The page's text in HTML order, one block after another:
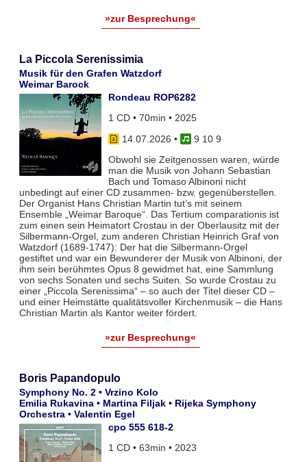
»zur Besprechung«
La Piccola Serenissimia
Musik für den Grafen Watzdorf
Weimar Barock
Rondeau ROP6282
1 CD • 70min • 2025
14.07.2026 •
9 10 9
Obwohl sie Zeitgenossen waren, würde
man die Musik von Johann Sebastian
Bach und Tomaso Albinoni nicht
unbedingt auf einer CD zusammen- bzw. gegenüberstellen.
Der Organist Hans Christian Martin tut’s mit seinem
Ensemble „Weimar Baroque“. Das Tertium comparationis ist
zum einen sein Heimatort Crostau in der Oberlausitz mit der
Silbermann-Orgel, zum anderen Christian Heinrich Graf von
Watzdorf (1689-1747): Der hat die Silbermann-Orgel
gestiftet und war ein Bewunderer der Musik von Albinoni, der
ihm sein berühmtes Opus 8 gewidmet hat, eine Sammlung
von sechs Sonaten und sechs Suiten. So wurde Crostau zu
einer „Piccola Serenissima“ – so auch der Titel dieser CD –
und einer Heimstätte qualitätsvoller Kirchenmusik – die Hans
Christian Martin als Kantor weiter fördert.
»zur Besprechung«
Boris Papandopulo
Symphony No. 2 • Vrzino Kolo
Emilia Rukavina • Martina Filjak • Rijeka Symphony
Orchestra • Valentin Egel
cpo 555 618-2
1 CD • 63min • 2023